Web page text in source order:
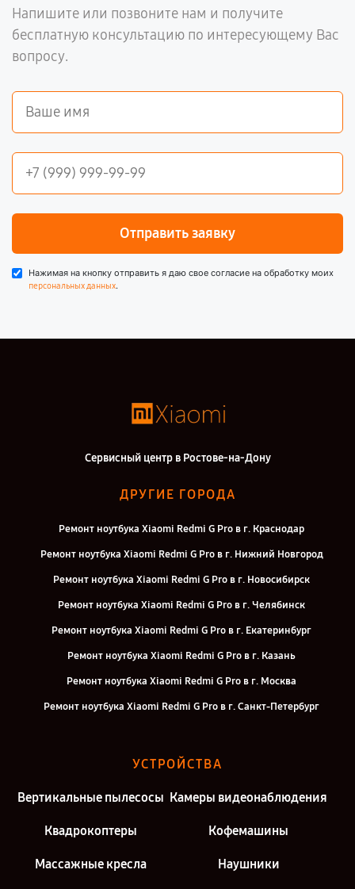
Напишите или позвоните нам и получите
бесплатную консультацию по интересующему Вас
вопросу.
Отправить заявку
Нажимая на кнопку отправить я даю свое согласие на обработку моих
персональных данных.
Сервисный центр в Ростове-на-Дону
ДРУГИЕ ГОРОДА
Ремонт ноутбука Xiaomi Redmi G Pro в г. Краснодар
Ремонт ноутбука Xiaomi Redmi G Pro в г. Нижний Новгород
Ремонт ноутбука Xiaomi Redmi G Pro в г. Новосибирск
Ремонт ноутбука Xiaomi Redmi G Pro в г. Челябинск
Ремонт ноутбука Xiaomi Redmi G Pro в г. Екатеринбург
Ремонт ноутбука Xiaomi Redmi G Pro в г. Казань
Ремонт ноутбука Xiaomi Redmi G Pro в г. Москва
Ремонт ноутбука Xiaomi Redmi G Pro в г. Санкт-Петербург
УСТРОЙСТВА
Вертикальные пылесосы Камеры видеонаблюдения
Квадрокоптеры Кофемашины
Массажные кресла Наушники